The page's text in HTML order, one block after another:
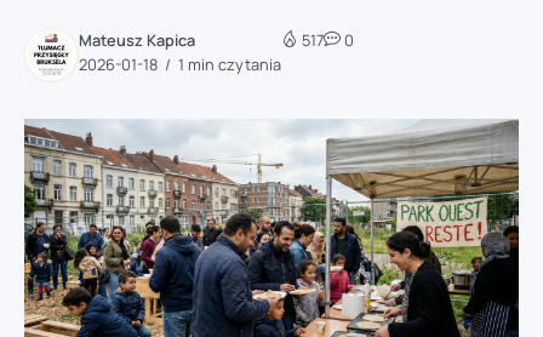
Mateusz Kapica
2026-01-18
1 min czytania
517 0